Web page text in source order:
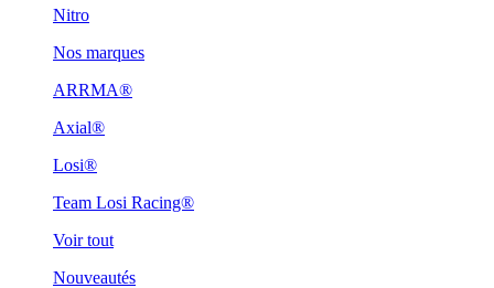
Nitro
Nos marques
ARRMA®
Axial®
Losi®
Team Losi Racing®
Voir tout
Nouveautés